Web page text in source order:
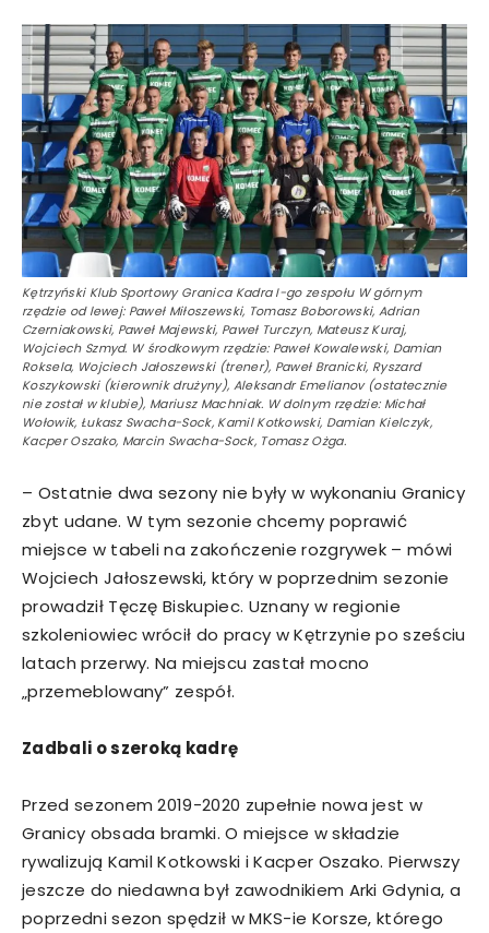
Kętrzyński Klub Sportowy Granica Kadra I-go zespołu W górnym
rzędzie od lewej: Paweł Miłoszewski, Tomasz Boborowski, Adrian
Czerniakowski, Paweł Majewski, Paweł Turczyn, Mateusz Kuraj,
Wojciech Szmyd. W środkowym rzędzie: Paweł Kowalewski, Damian
Roksela, Wojciech Jałoszewski (trener), Paweł Branicki, Ryszard
Koszykowski (kierownik drużyny), Aleksandr Emelianov (ostatecznie
nie został w klubie), Mariusz Machniak. W dolnym rzędzie: Michał
Wołowik, Łukasz Swacha-Sock, Kamil Kotkowski, Damian Kielczyk,
Kacper Oszako, Marcin Swacha-Sock, Tomasz Ożga.
– Ostatnie dwa sezony nie były w wykonaniu Granicy
zbyt udane. W tym sezonie chcemy poprawić
miejsce w tabeli na zakończenie rozgrywek – mówi
Wojciech Jałoszewski, który w poprzednim sezonie
prowadził Tęczę Biskupiec. Uznany w regionie
szkoleniowiec wrócił do pracy w Kętrzynie po sześciu
latach przerwy. Na miejscu zastał mocno
„przemeblowany” zespół.
Zadbali o szeroką kadrę
Przed sezonem 2019-2020 zupełnie nowa jest w
Granicy obsada bramki. O miejsce w składzie
rywalizują Kamil Kotkowski i Kacper Oszako. Pierwszy
jeszcze do niedawna był zawodnikiem Arki Gdynia, a
poprzedni sezon spędził w MKS-ie Korsze, którego